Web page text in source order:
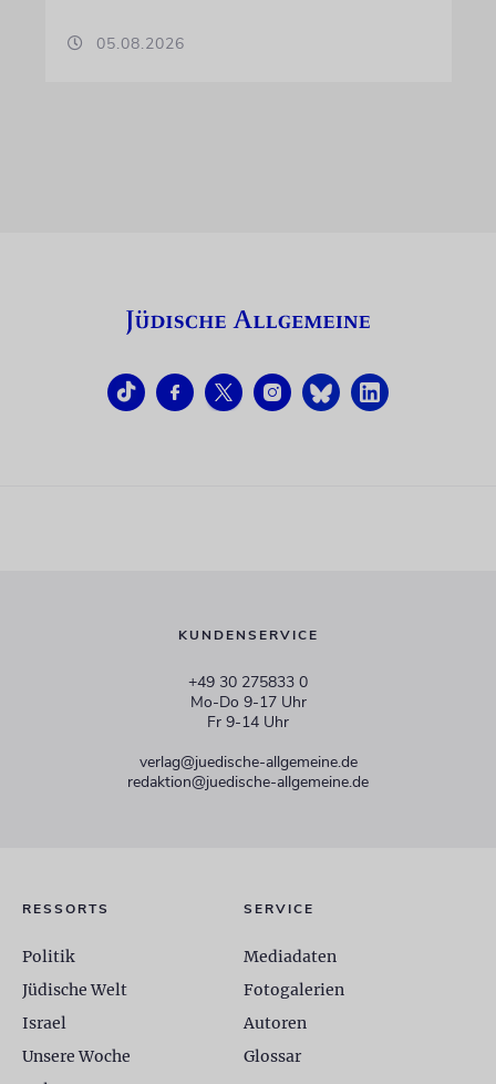
05.08.2026
KUNDENSERVICE
+49 30 275833 0
Mo-Do 9-17 Uhr
Fr 9-14 Uhr
verlag@juedische-allgemeine.de
redaktion@juedische-allgemeine.de
RESSORTS
Politik
Jüdische Welt
Israel
Unsere Woche
SERVICE
Mediadaten
Fotogalerien
Autoren
Glossar